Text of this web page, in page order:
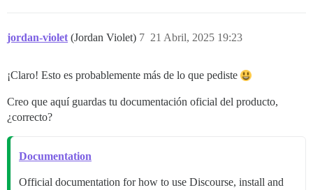
jordan-violet (Jordan Violet) 21 Abril, 2025 19:23
7
¡Claro! Esto es probablemente más de lo que pediste
Creo que aquí guardas tu documentación oficial del producto,
¿correcto?
Documentation
Official documentation for how to use Discourse, install and